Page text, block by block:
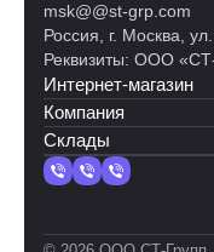
msk@@st-grp.com
Россия, г. Москва,
Реквизиты: ООО
Интернет-магазин
Компания
Склады